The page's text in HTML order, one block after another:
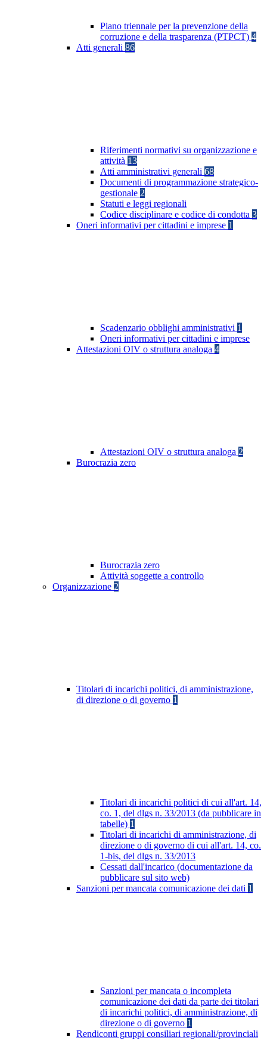
Piano triennale per la prevenzione della
corruzione e della trasparenza (PTPCT) 4
Atti generali 86
Riferimenti normativi su organizzazione e
attività 13
Atti amministrativi generali 68
Documenti di programmazione strategico-
gestionale 2
Statuti e leggi regionali
Codice disciplinare e codice di condotta 3
Oneri informativi per cittadini e imprese 1
Scadenzario obblighi amministrativi 1
Oneri informativi per cittadini e imprese
Attestazioni OIV o struttura analoga 4
Attestazioni OIV o struttura analoga 2
Burocrazia zero
Burocrazia zero
Attività soggette a controllo
Organizzazione 2
Titolari di incarichi politici, di amministrazione,
di direzione o di governo 1
Titolari di incarichi politici di cui all'art. 14,
co. 1, del dlgs n. 33/2013 (da pubblicare in
tabelle) 1
Titolari di incarichi di amministrazione, di
direzione o di governo di cui all'art. 14, co.
1-bis, del dlgs n. 33/2013
Cessati dall'incarico (documentazione da
pubblicare sul sito web)
Sanzioni per mancata comunicazione dei dati 1
Sanzioni per mancata o incompleta
comunicazione dei dati da parte dei titolari
di incarichi politici, di amministrazione, di
direzione o di governo 1
Rendiconti gruppi consiliari regionali/provinciali